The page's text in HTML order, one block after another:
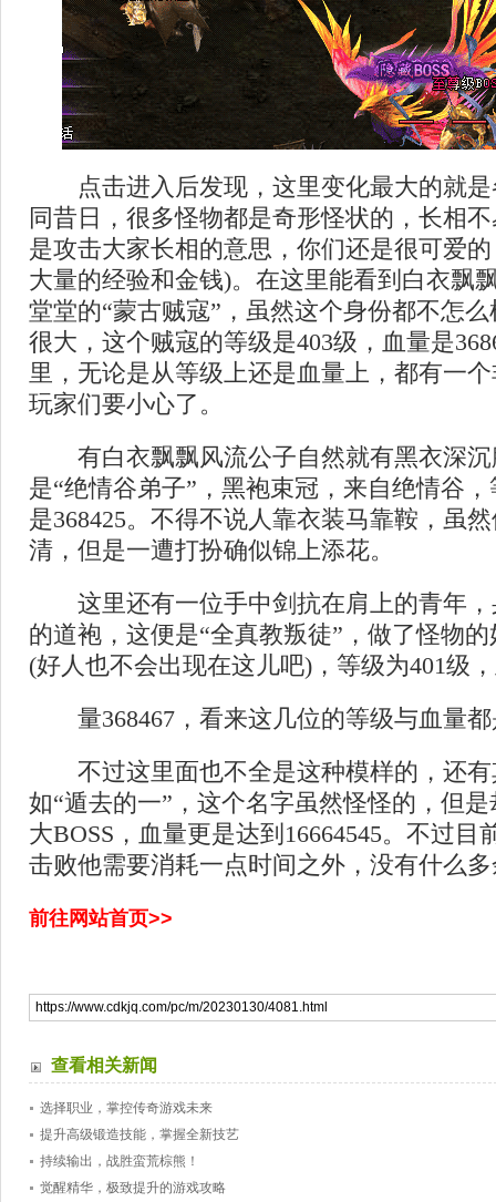
点击进入后发现，这里变化最大的就是
同昔日，很多怪物都是奇形怪状的，长相
是攻击大家长相的意思，你们还是很可爱
大量的经验和金钱)。在这里能看到白衣飘
堂堂的“蒙古贼寇”，虽然这个身份都不怎
很大，这个贼寇的等级是403级，血量是
里，无论是从等级上还是血量上，都有一
玩家们要小心了。
有白衣飘飘风流公子自然就有黑衣深沉
是“绝情谷弟子”，黑袍束冠，来自绝情谷
是368425。不得不说人靠衣装马靠鞍，虽
清，但是一遭打扮确似锦上添花。
这里还有一位手中剑抗在肩上的青年，
的道袍，这便是“全真教叛徒”，做了怪物
(好人也不会出现在这儿吧)，等级为401级
量368467，看来这几位的等级与血量都
不过这里面也不全是这种模样的，还有
如“遁去的一”，这个名字虽然怪怪的，但
大BOSS，血量更是达到16664545。不过目
击败他需要消耗一点时间之外，没有什么
前往网站首页>>
查看相关新闻
选择职业，掌控传奇游戏未来
提升高级锻造技能，掌握全新技艺
持续输出，战胜蛮荒棕熊！
觉醒精华，极致提升的游戏攻略